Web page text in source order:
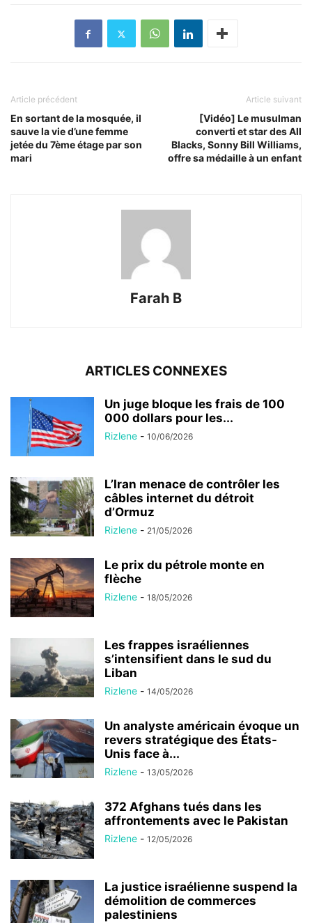
Article précédent
En sortant de la mosquée, il
sauve la vie d’une femme
jetée du 7ème étage par son
mari
Article suivant
[Vidéo] Le musulman
converti et star des All
Blacks, Sonny Bill Williams,
offre sa médaille à un enfant
Farah B
ARTICLES CONNEXES
Un juge bloque les frais de 100
000 dollars pour les...
Rizlene - 10/06/2026
L’Iran menace de contrôler les
câbles internet du détroit
d’Ormuz
Rizlene - 21/05/2026
Le prix du pétrole monte en
flèche
Rizlene - 18/05/2026
Les frappes israéliennes
s’intensifient dans le sud du
Liban
Rizlene - 14/05/2026
Un analyste américain évoque un
revers stratégique des États-
Unis face à...
Rizlene - 13/05/2026
372 Afghans tués dans les
affrontements avec le Pakistan
Rizlene - 12/05/2026
La justice israélienne suspend la
démolition de commerces
palestiniens